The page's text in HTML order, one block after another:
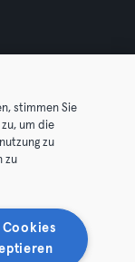
reserved.
aqui
stimmen Sie
um die
zu
zu